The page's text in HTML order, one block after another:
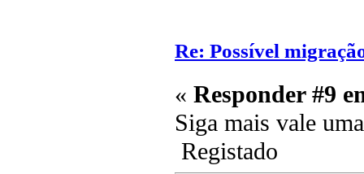
Re: Possível
« Responder #9
Siga mais vale
Registado